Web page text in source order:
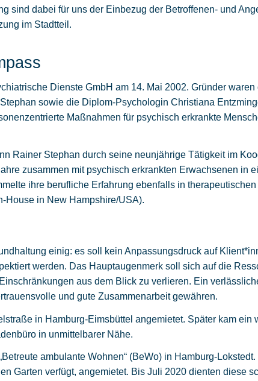
sind dabei für uns der Einbezug der Betroffenen- und
im Stadtteil.
Dienste GmbH am 14. Mai 2002. Gründer
sowie die Diplom-Psychologin Christiana
Maßnahmen für psychisch erkrankte
Rainer Stephan durch seine neunjährige Tätigkeit im
zusammen mit psychisch erkrankten Erwachsenen in
ihre berufliche Erfahrung ebenfalls in
House in New Hampshire/USA).
einig: es soll kein Anpassungsdruck auf
werden. Das Hauptaugenmerk soll sich auf die
aus dem Blick zu verlieren. Ein
und gute Zusammenarbeit gewähren.
in Hamburg-Eimsbüttel angemietet. Später kam ein
in unmittelbarer Nähe.
ambulante Wohnen“ (BeWo) in Hamburg-
Garten verfügt, angemietet. Bis Juli 2020 dienten diese